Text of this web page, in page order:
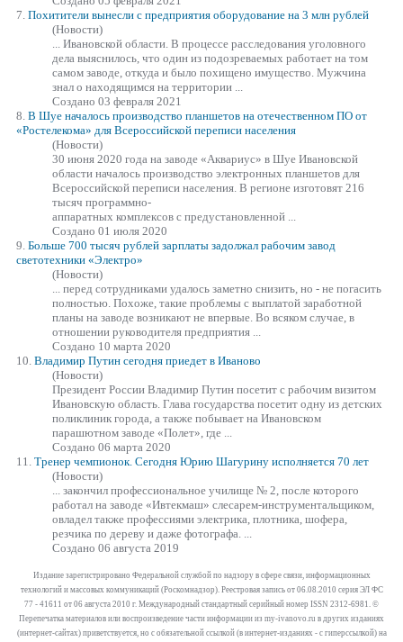
7. Похитители вынесли с предприятия оборудование на 3 млн рублей
(Новости)
... Ивановской области. В процессе расследования уголовного
дела выяснилось, что один из подозреваемых работает на том
самом заводе, откуда и было похищено имущество. Мужчина
знал о находящимся на территории ...
Создано 03 февраля 2021
8. В Шуе началось производство планшетов на отечественном ПО от
«Ростелекома» для Всероссийской переписи населения
(Новости)
30 июня 2020 года на заводе «Аквариус» в Шуе Ивановской
области началось производство электронных планшетов для
Всероссийской переписи населения. В регионе изготовят 216
тысяч программно-
аппаратных комплексов с предустановленной ...
Создано 01 июля 2020
9. Больше 700 тысяч рублей зарплаты задолжал рабочим завод
светотехники «Электро»
(Новости)
... перед сотрудниками удалось заметно снизить, но - не погасить
полностью. Похоже, такие проблемы с выплатой заработной
планы на заводе возникают не впервые. Во всяком случае, в
отношении руководителя предприятия ...
Создано 10 марта 2020
10. Владимир Путин сегодня приедет в Иваново
(Новости)
Президент России Владимир Путин посетит с рабочим визитом
Ивановскую область. Глава государства посетит одну из детских
поликлиник города, а также побывает на Ивановском
парашютном заводе «Полет», где ...
Создано 06 марта 2020
11. Тренер чемпионок. Cегодня Юрию Шагурину исполняется 70 лет
(Новости)
... закончил профессиональное училище № 2, после которого
работал на заводе «Ивтекмаш» слесарем-инструментальщиком,
овладел также профессиями электрика, плотника, шофера,
резчика по дереву и даже фотографа. ...
Создано 06 августа 2019
Издание зарегистрировано Федеральной службой по надзору в сфере связи, информационных
технологий и массовых коммуникаций (Роскомнадзор). Реестровая запись от 06.08.2010 серия ЭЛ ФС
77 - 41611 от 06 августа 2010 г. Международный стандартный серийный номер ISSN 2312-6981. ©
Перепечатка материалов или воспроизведение части информации из my-ivanovo.ru в других изданиях
(интернет-сайтах) приветствуется, но с обязательной ссылкой (в интернет-изданиях - с гиперссылкой) на